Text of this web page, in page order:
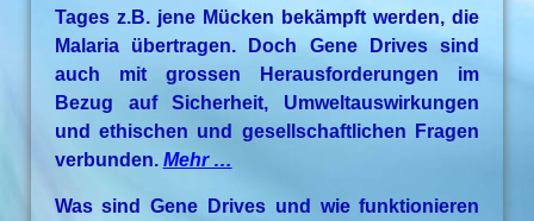
Tages z.B. jene Mücken bekämpft werden, die
Malaria übertragen. Doch Gene Drives sind
auch mit grossen Herausforderungen im
Bezug auf Sicherheit, Umweltauswirkungen
und ethischen und gesellschaftlichen Fragen
verbunden. Mehr …
Was sind Gene Drives und wie funktionieren